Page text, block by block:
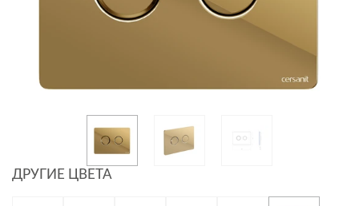
ДРУГИЕ ЦВЕТА